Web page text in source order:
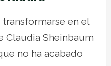
en el
Claudia Sheinbaum
no ha acabado